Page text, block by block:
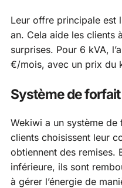
Leur offre principale est
an. Cela aide les clients
surprises. Pour 6 kVA,
€/mois, avec un prix du
Système de
Wekiwi a un système
clients choisissent leur
obtiennent des remises.
inférieure, ils sont
à gérer l’énergie de